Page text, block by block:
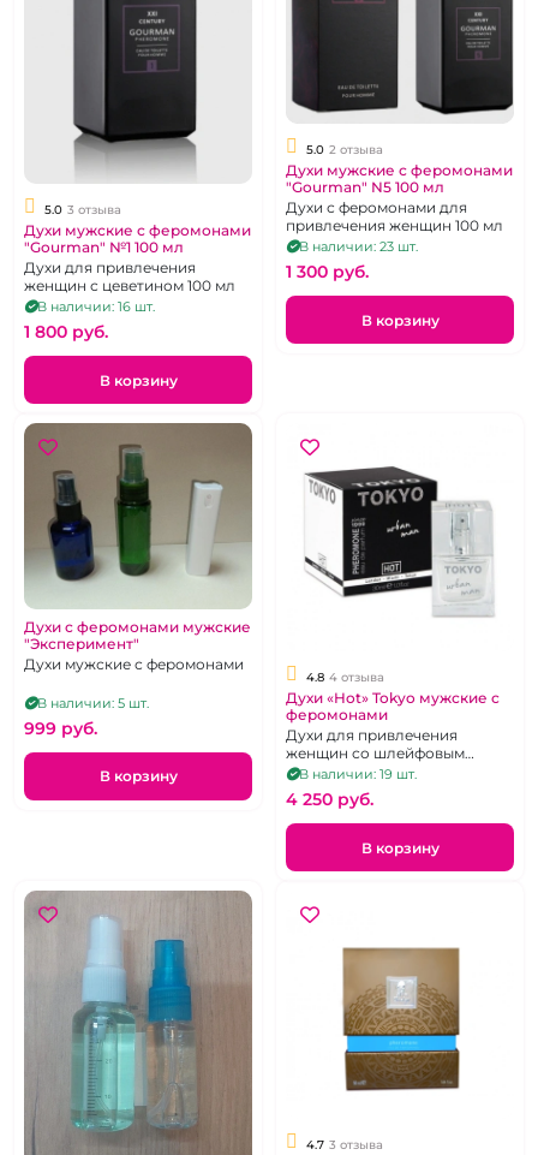
5.0 3 отзыва
Духи мужские с феромонами
"Gourman" №1 100 мл
Духи для привлечения
женщин с цеветином 100 мл
В наличии: 16 шт.
1 800 pуб.
В корзину
5.0 2 отзыва
Духи мужские с феромонами
"Gourman" N5 100 мл
Духи с феромонами для
привлечения женщин 100 мл
В наличии: 23 шт.
1 300 pуб.
В корзину
Духи с феромонами мужские
"Эксперимент"
Духи мужские с феромонами
В наличии: 5 шт.
999 pуб.
В корзину
4.8 4 отзыва
Духи «Hot» Tokyo мужские с
феромонами
Духи для привлечения
женщин со шлейфовым
ароматом, 30 мл.
В наличии: 19 шт.
4 250 pуб.
В корзину
4.7 3 отзыва